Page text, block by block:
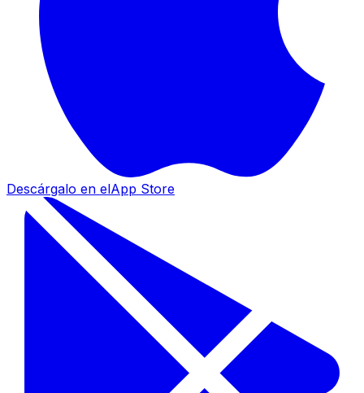
Descárgalo en elApp Store